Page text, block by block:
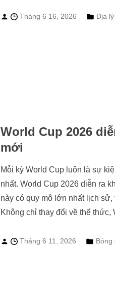
Tháng 6 16, 2026 Địa
World Cup 2026
mới
Mỗi kỳ World Cup luôn là sự
nhất. World Cup 2026 diễn ra
này có quy mô lớn nhất lịch
Không chỉ thay đổi về thể thức,
Tháng 6 11, 2026 Bóng